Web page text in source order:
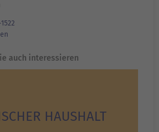
auch interessieren
HAUSHALT